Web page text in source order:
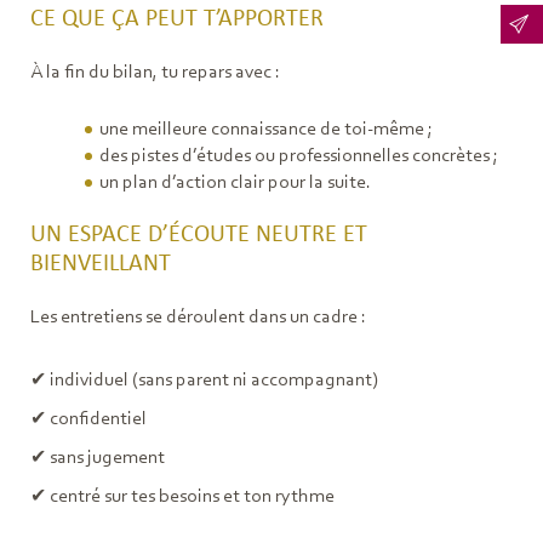
CE QUE ÇA PEUT T’APPORTER
À la fin du bilan, tu repars avec :
une meilleure connaissance de toi-même ;
des pistes d’études ou professionnelles concrètes ;
un plan d’action clair pour la suite.
UN ESPACE D’ÉCOUTE NEUTRE ET
BIENVEILLANT
Les entretiens se déroulent dans un cadre :
✔ individuel (sans parent ni accompagnant)
✔ confidentiel
✔ sans jugement
✔ centré sur tes besoins et ton rythme